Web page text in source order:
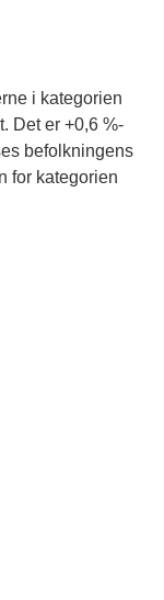
i kategorien
Det er +0,6 %-
befolkningens
for kategorien